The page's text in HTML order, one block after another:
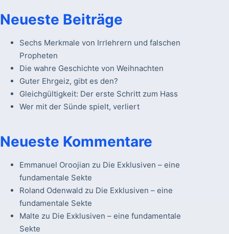
Neueste Beiträge
Sechs Merkmale von Irrlehrern und falschen
Propheten
Die wahre Geschichte von Weihnachten
Guter Ehrgeiz, gibt es den?
Gleichgültigkeit: Der erste Schritt zum Hass
Wer mit der Sünde spielt, verliert
Neueste Kommentare
Emmanuel Oroojian zu Die Exklusiven – eine
fundamentale Sekte
Roland Odenwald zu Die Exklusiven – eine
fundamentale Sekte
Malte zu Die Exklusiven – eine fundamentale
Sekte